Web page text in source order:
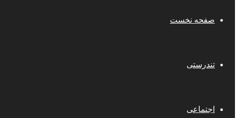
صفحه نخست
تندرستی
اجتماعی